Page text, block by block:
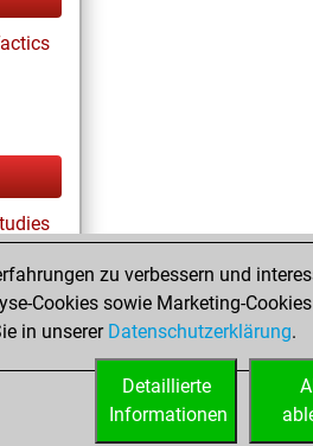
Fritz
zu verbessern und
Cookies sowie Marketing-
in unserer Datenschutzerklärung.
Detaillierte
Informationen